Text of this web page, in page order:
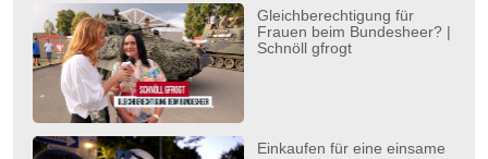
Gleichberechtigung für
Frauen beim Bundesheer? |
Schnöll gfrogt
Einkaufen für eine einsame